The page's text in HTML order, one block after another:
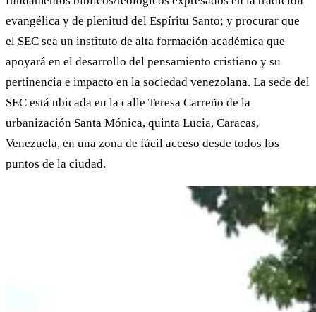
evangélica y de plenitud del Espíritu Santo; y procurar que
el SEC sea un instituto de alta formación académica que
apoyará en el desarrollo del pensamiento cristiano y su
pertinencia e impacto en la sociedad venezolana. La sede del
SEC está ubicada en la calle Teresa Carreño de la
urbanización Santa Mónica, quinta Lucia, Caracas,
Venezuela, en una zona de fácil acceso desde todos los
puntos de la ciudad.